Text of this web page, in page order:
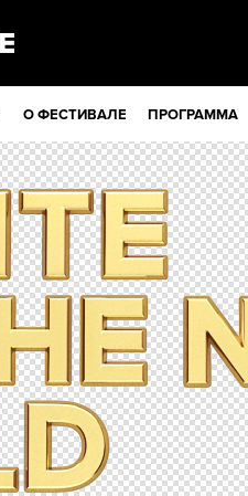
О ФЕСТИВАЛЕ ПРОГРАММА